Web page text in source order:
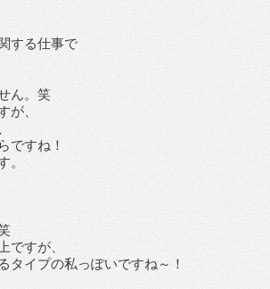
する仕事で
ん。笑
が、
ですね！
。
ですが、
タイプの私っぽいですね～！